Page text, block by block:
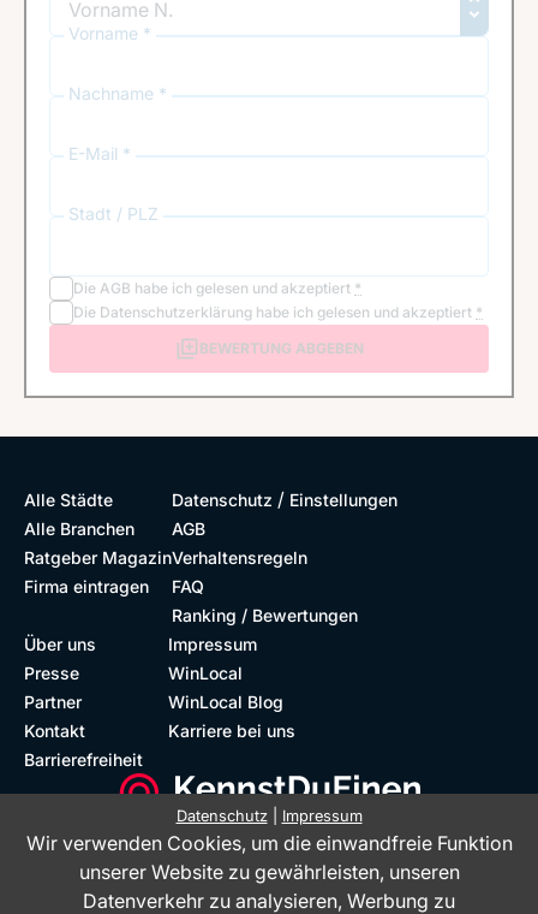
Vorname *
Nachname *
E-Mail *
Stadt / PLZ
Die AGB habe ich gelesen und akzeptiert *
Die Datenschutzerklärung habe ich gelesen und akzeptiert *
BEWERTUNG ABGEBEN
Alle Städte
Alle Branchen
Ratgeber Magazin
Firma eintragen
Datenschutz / Einstellungen
AGB
Verhaltensregeln
FAQ
Ranking / Bewertungen
Über uns
Presse
Partner
Kontakt
Barrierefreiheit
Impressum
WinLocal
WinLocal Blog
Karriere bei uns
Datenschutz| Impressum
Wir verwenden Cookies, um die einwandfreie Funktion
unserer Website zu gewährleisten, unseren
Datenverkehr zu analysieren, Werbung zu